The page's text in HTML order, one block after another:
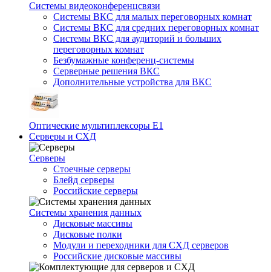
Системы видеоконференцсвязи
Системы ВКС для малых переговорных комнат
Системы ВКС для средних переговорных комнат
Системы ВКС для аудиторий и больших
переговорных комнат
Безбумажные конференц-системы
Серверные решения ВКС
Дополнительные устройства для ВКС
Оптические мультиплексоры Е1
Серверы и СХД
Серверы
Стоечные серверы
Блейд серверы
Российские серверы
Системы хранения данных
Дисковые массивы
Дисковые полки
Модули и переходники для СХД серверов
Российские дисковые массивы